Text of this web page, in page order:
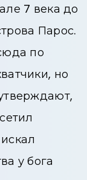
7 века до
Парос.
по
но
у бога